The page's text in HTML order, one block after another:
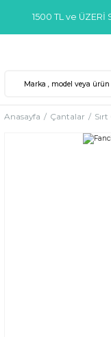
1500 TL ve ÜZERİ
Anasayfa Çantalar